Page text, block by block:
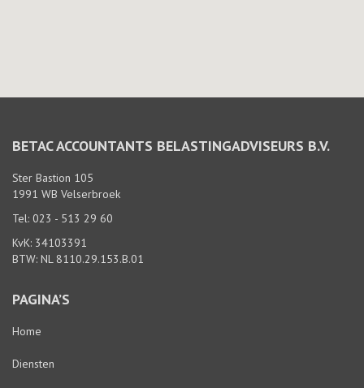
BETAC ACCOUNTANTS BELASTINGADVISEURS B.V.
Ster Bastion 105
1991 WB Velserbroek
Tel: 023 - 513 29 60
KvK: 34103391
BTW: NL 8110.29.153.B.01
PAGINA’S
Home
Diensten